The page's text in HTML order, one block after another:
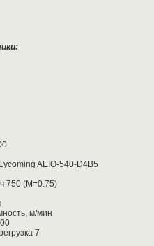
AEIO-540-D4B5
750 (М=0.75)
м/мин
7